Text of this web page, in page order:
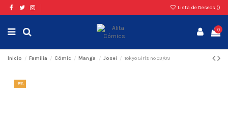
Lista de Deseos ()
0
Inicio Familia Cómic Manga Josei Tokyo Girls nº 03/09
-5%